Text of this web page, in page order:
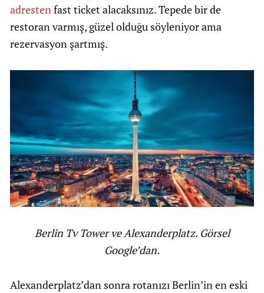
adresten fast ticket alacaksınız. Tepede bir de
restoran varmış, güzel olduğu söyleniyor ama
rezervasyon şartmış.
Berlin Tv Tower ve Alexanderplatz. Görsel
Google’dan.
Alexanderplatz’dan sonra rotanızı Berlin’in en eski